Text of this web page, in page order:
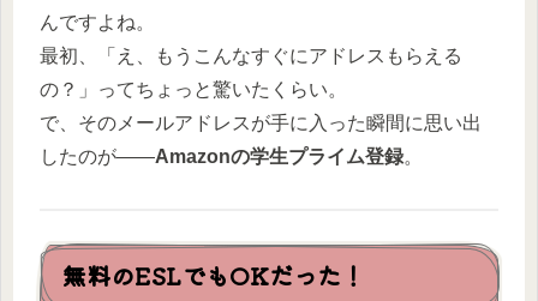
んですよね。
最初、「え、もうこんなすぐにアドレスもらえる
の？」ってちょっと驚いたくらい。
で、そのメールアドレスが手に入った瞬間に思い出
したのが——Amazonの学生プライム登録。
無料のESLでもOKだった！